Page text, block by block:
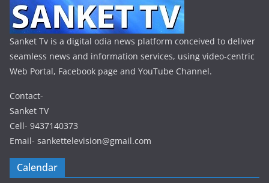
Sanket Tv is a digital odia news platform conceived to deliver
seamless news and information services, using video-centric
Web Portal, Facebook page and YouTube Channel.
Contact-
Sanket TV
Cell- 9437140373
Email- sankettelevision@gmail.com
Calendar